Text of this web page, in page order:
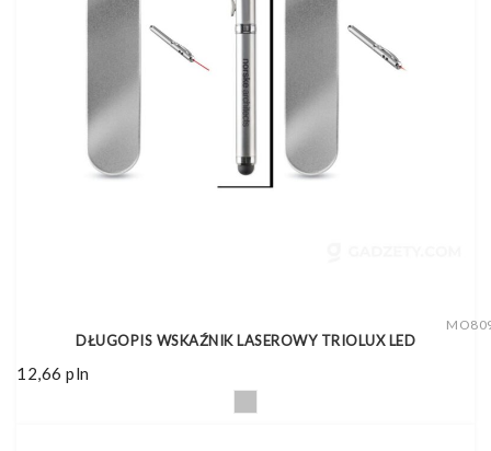
DŁUGOPIS WSKAŹNIK LASEROWY TRIOLUX LED
12,66 pln